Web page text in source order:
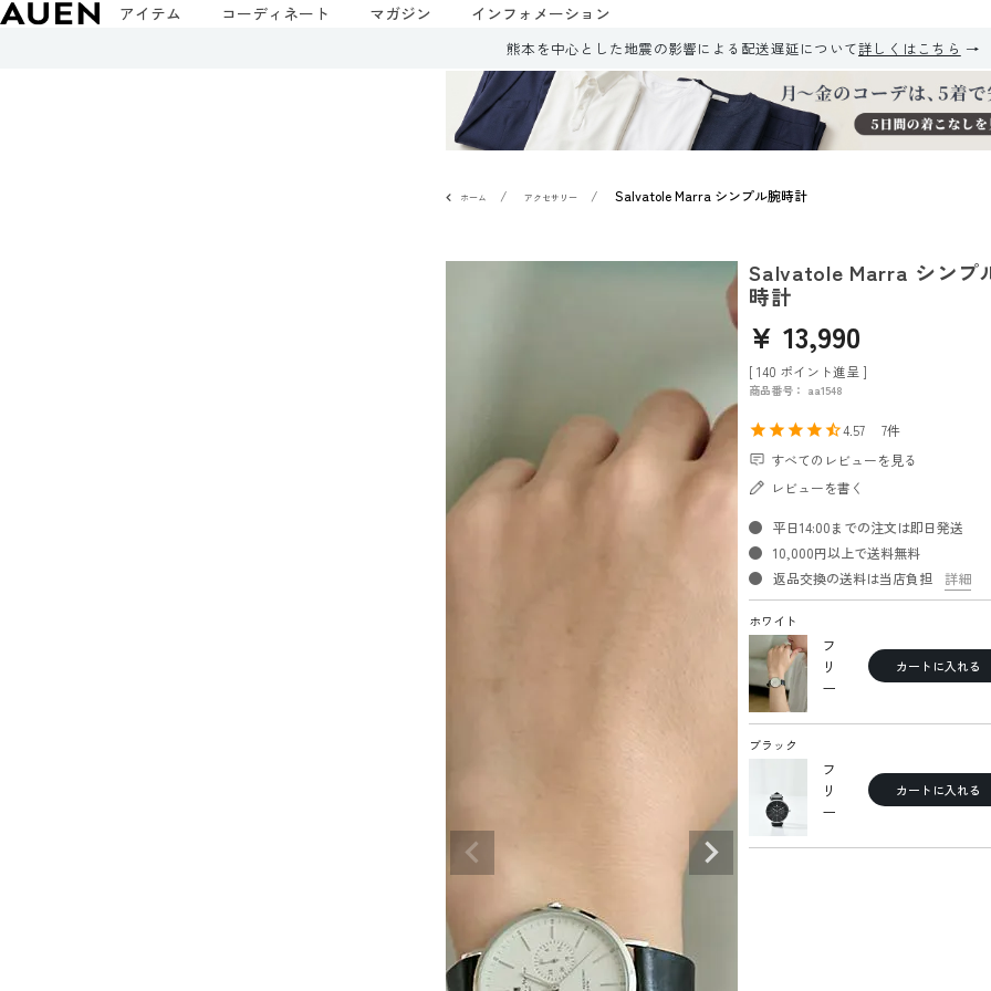
アイテム コーディネート マガジン インフォメーション
熊本を中心とした地震の影響による配送遅延について詳しくはこちら
ホーム アクセサリー Salvatole Marra シンプル腕時計
Salvatole Marra シンプ
時計
¥ 13,990
[ 140 ポイント進呈 ]
商品番号 aa1548
4.57
7
すべてのレビューを見る
レビューを書く
平日14:00までの注文は即日発送
10,000円以上で送料無料
返品交換の送料は当店負担
詳細
ホワイト
フ
リ
ー
カートに入れる
ブラック
フ
リ
ー
カートに入れる